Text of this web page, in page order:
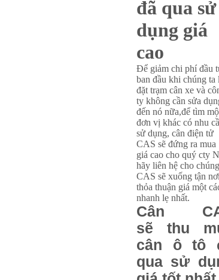
đã qua sử
dụng giá
cao
Để giảm chi phí đầu
ban đầu khi chúng ta
đặt trạm cân xe và
ty không cần sửa
đến nó nữa,để tìm
đơn vị khác có nhu
sử dụng, cân điện tử
CAS sẽ đứng ra
giá cao cho quý cty
hãy liên hệ cho
CAS sẽ xuống tận nơi
thỏa thuận giá một
nhanh lẹ nhất.
Cân
sẽ thu
cân ô tô
qua sử dụ